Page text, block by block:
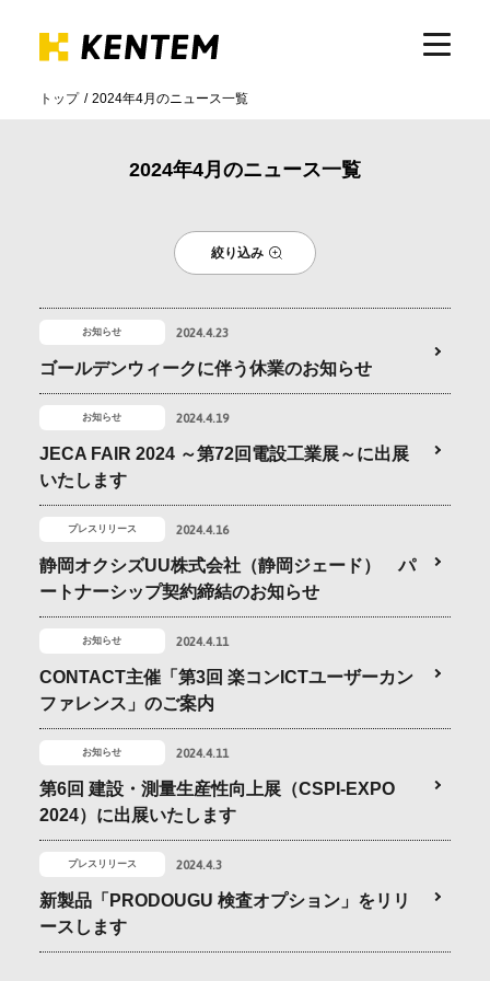
サポート
採用情報
お問合せ・申込
資料請求
サイト内検索
トップ 2024年4月のニュース一覧
2024年4月のニュース一覧
絞り込み
お知らせ 2024.4.23
ゴールデンウィークに伴う休業のお知らせ
お知らせ 2024.4.19
JECA FAIR 2024 ～第72回電設工業展～に出展
いたします
プレスリリース 2024.4.16
静岡オクシズUU株式会社（静岡ジェード） パ
ートナーシップ契約締結のお知らせ
お知らせ 2024.4.11
CONTACT主催「第3回 楽コンICTユーザーカン
ファレンス」のご案内
お知らせ 2024.4.11
第6回 建設・測量生産性向上展（CSPI-EXPO
2024）に出展いたします
プレスリリース 2024.4.3
新製品「PRODOUGU 検査オプション」をリリ
ースします